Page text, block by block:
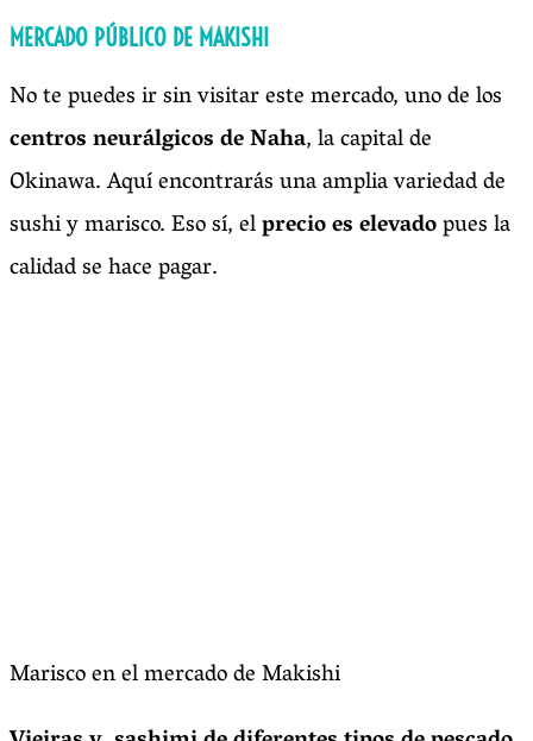
MERCADO PÚBLICO DE MAKISHI
No te puedes ir sin visitar este mercado, uno de los
centros neurálgicos de Naha, la capital de
Okinawa. Aquí encontrarás una amplia variedad de
sushi y marisco. Eso sí, elprecio es elevadopues la
calidad se hace pagar.
Marisco en el mercado de Makishi